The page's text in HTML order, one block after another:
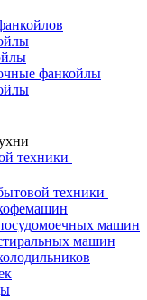
фанкойлы
техники
техники
машин
машин